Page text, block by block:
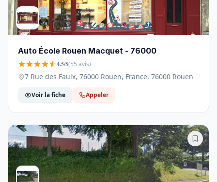
Auto École Rouen Macquet - 76000
4.5/5(55 avis)
7 Rue des Faulx, 76000 Rouen, France, 76000 Rouen
Voir la fiche Appeler